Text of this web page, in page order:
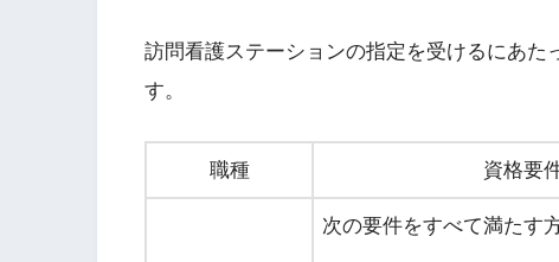
訪問看護ステーションの指定を受けるにあた
す。
職種 資格要
次の要件をすべて満たす